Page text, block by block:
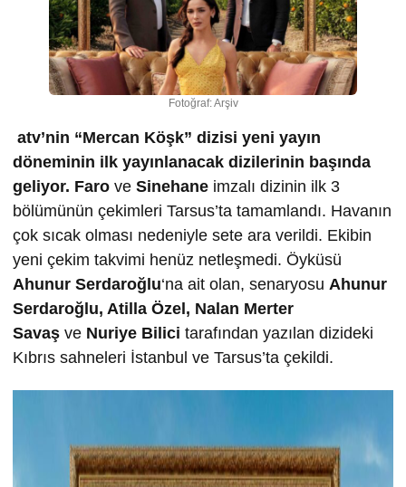
Fotoğraf: Arşiv
atv’nin “Mercan Köşk” dizisi yeni yayın
döneminin ilk yayınlanacak dizilerinin başında
geliyor. Faro ve Sinehane imzalı dizinin ilk 3
bölümünün çekimleri Tarsus’ta tamamlandı. Havanın
çok sıcak olması nedeniyle sete ara verildi. Ekibin
yeni çekim takvimi henüz netleşmedi. Öyküsü
Ahunur Serdaroğlu‘na ait olan, senaryosu Ahunur
Serdaroğlu, Atilla Özel, Nalan Merter
Savaş ve Nuriye Bilici tarafından yazılan dizideki
Kıbrıs sahneleri İstanbul ve Tarsus’ta çekildi.